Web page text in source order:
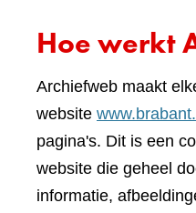
Hoe werkt
Archiefweb maakt
website
pagina's. Dit is een
website die geheel
informatie,